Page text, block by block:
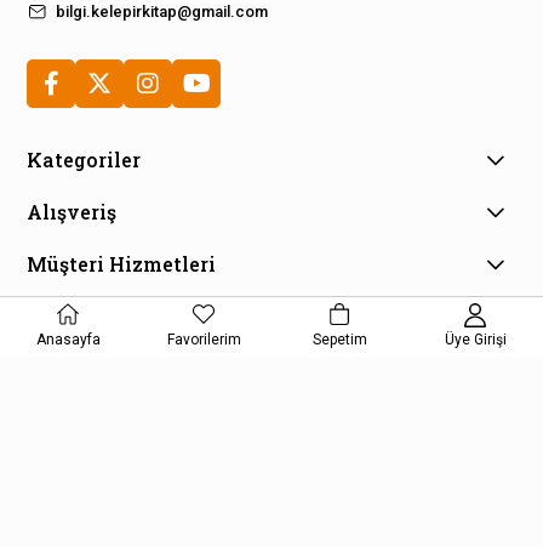
bilgi.kelepirkitap@gmail.com
Kategoriler
Alışveriş
Müşteri Hizmetleri
E-Bülten Aboneliği
Kampanya ve fırsatlardan haberdar olmak için e-bültenimize
Anasayfa Favorilerim Sepetim Üye Girişi